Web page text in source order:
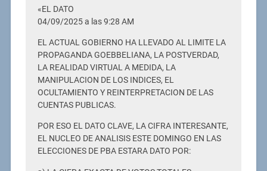
«EL DATO
04/09/2025 a las 9:28 AM
EL ACTUAL GOBIERNO HA LLEVADO AL LIMITE LA
PROPAGANDA GOEBBELIANA, LA POSTVERDAD,
LA REALIDAD VIRTUAL A MEDIDA, LA
MANIPULACION DE LOS INDICES, EL
OCULTAMIENTO Y REINTERPRETACION DE LAS
CUENTAS PUBLICAS.
POR ESO EL DATO CLAVE, LA CIFRA INTERESANTE,
EL NUCLEO DE ANALISIS ESTE DOMINGO EN LAS
ELECCIONES DE PBA ESTARA DATO POR: